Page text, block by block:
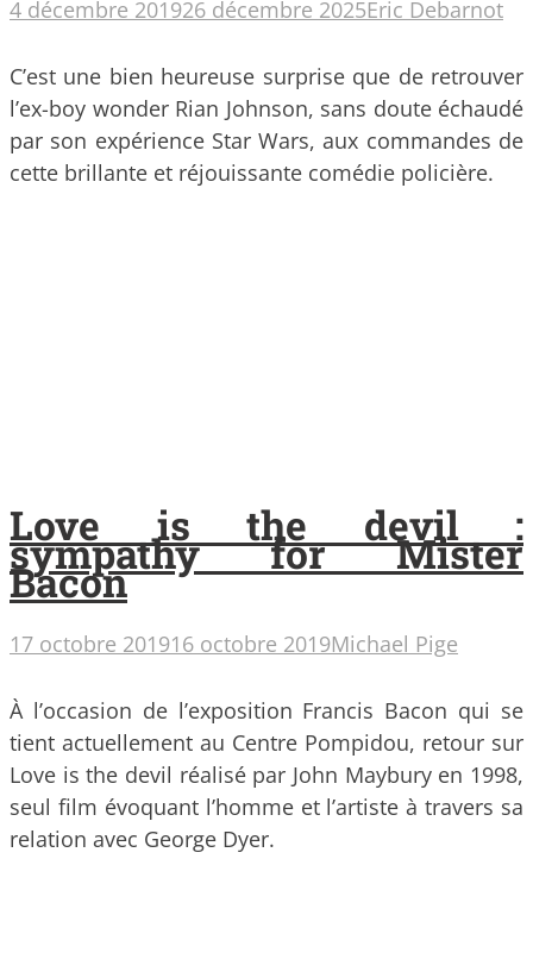
4 décembre 201926 décembre 2025Eric Debarnot
C’est une bien heureuse surprise que de retrouver
l’ex-boy wonder Rian Johnson, sans doute échaudé
par son expérience Star Wars, aux commandes de
cette brillante et réjouissante comédie policière.
Love is the devil :
sympathy for Mister
Bacon
17 octobre 201916 octobre 2019Michael Pige
À l’occasion de l’exposition Francis Bacon qui se
tient actuellement au Centre Pompidou, retour sur
Love is the devil réalisé par John Maybury en 1998,
seul film évoquant l’homme et l’artiste à travers sa
relation avec George Dyer.